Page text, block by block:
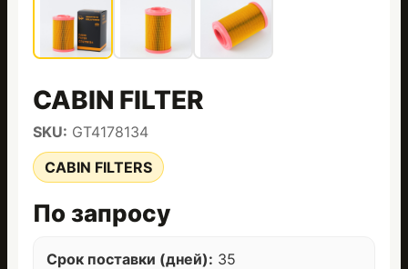
CABIN FILTER
SKU: GT4178134
CABIN FILTERS
По запросу
Срок поставки (дней): 35